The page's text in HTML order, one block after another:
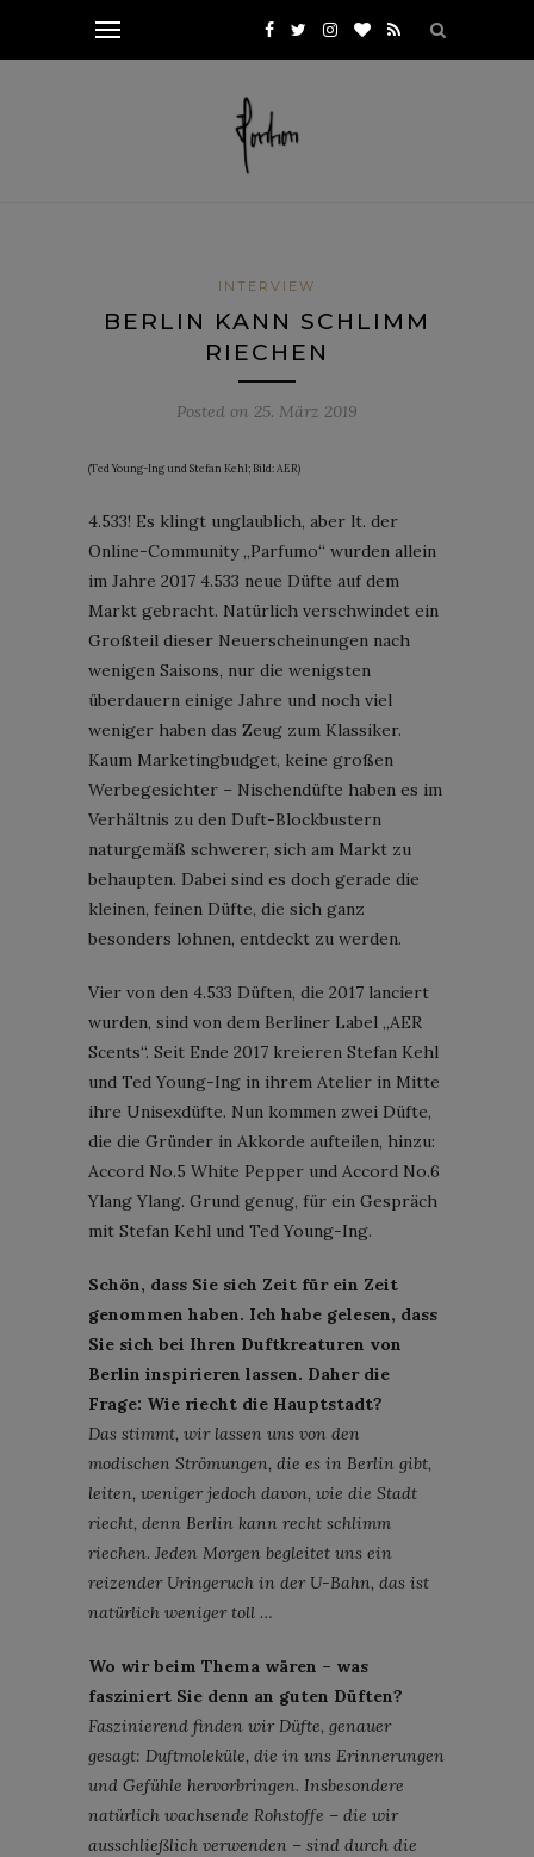
INTERVIEW
BERLIN KANN SCHLIMM
RIECHEN
Posted on 25. März 2019
(Ted Young-Ing und Stefan Kehl; Bild: AER)
4.533! Es klingt unglaublich, aber lt. der
Online-Community „Parfumo“ wurden allein
im Jahre 2017 4.533 neue Düfte auf dem
Markt gebracht. Natürlich verschwindet ein
Großteil dieser Neuerscheinungen nach
wenigen Saisons, nur die wenigsten
überdauern einige Jahre und noch viel
weniger haben das Zeug zum Klassiker.
Kaum Marketingbudget, keine großen
Werbegesichter – Nischendüfte haben es im
Verhältnis zu den Duft-Blockbustern
naturgemäß schwerer, sich am Markt zu
behaupten. Dabei sind es doch gerade die
kleinen, feinen Düfte, die sich ganz
besonders lohnen, entdeckt zu werden.
Vier von den 4.533 Düften, die 2017 lanciert
wurden, sind von dem Berliner Label „AER
Scents“. Seit Ende 2017 kreieren Stefan Kehl
und Ted Young-Ing in ihrem Atelier in Mitte
ihre Unisexdüfte. Nun kommen zwei Düfte,
die die Gründer in Akkorde aufteilen, hinzu:
Accord No.5 White Pepper und Accord No.6
Ylang Ylang. Grund genug, für ein Gespräch
mit Stefan Kehl und Ted Young-Ing.
Schön, dass Sie sich Zeit für ein Zeit
genommen haben. Ich habe gelesen, dass
Sie sich bei Ihren Duftkreaturen von
Berlin inspirieren lassen. Daher die
Frage: Wie riecht die Hauptstadt?
Das stimmt, wir lassen uns von den
modischen Strömungen, die es in Berlin gibt,
leiten, weniger jedoch davon, wie die Stadt
riecht, denn Berlin kann recht schlimm
riechen. Jeden Morgen begleitet uns ein
reizender Uringeruch in der U-Bahn, das ist
natürlich weniger toll …
Wo wir beim Thema wären – was
fasziniert Sie denn an guten Düften?
Faszinierend finden wir Düfte, genauer
gesagt: Duftmoleküle, die in uns Erinnerungen
und Gefühle hervorbringen. Insbesondere
natürlich wachsende Rohstoffe – die wir
ausschließlich verwenden – sind durch die